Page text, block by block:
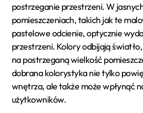
postrzeganie przestrzeni. W
pomieszczeniach, takich jak te
pastelowe odcienie, optycznie
przestrzeni. Kolory odbijają
na postrzeganą wielkość
dobrana kolorystyka nie tylko
wnętrza, ale także może wpłynąć
użytkowników.